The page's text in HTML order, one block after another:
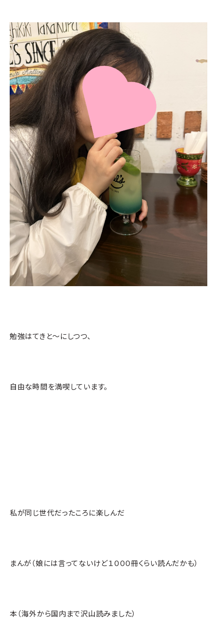
勉強はてきと～にしつつ、
自由な時間を満喫しています。
私が同じ世代だったころに楽しんだ
まんが（娘には言ってないけど１０００冊くらい読んだかも）
本（海外から国内まで沢山読みました）